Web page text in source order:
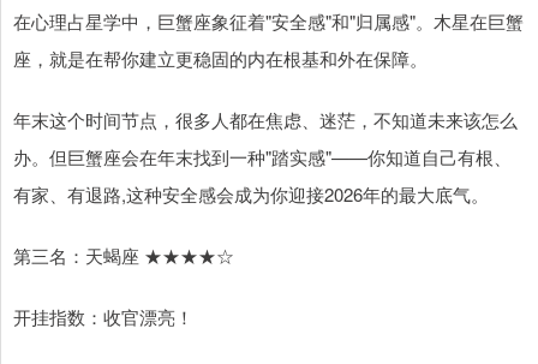
在心理占星学中，巨蟹座象征着"安全感"和"归属感"。木星在巨蟹
座，就是在帮你建立更稳固的内在根基和外在保障。
年末这个时间节点，很多人都在焦虑、迷茫，不知道未来该怎么
办。但巨蟹座会在年末找到一种"踏实感"——你知道自己有根、
有家、有退路,这种安全感会成为你迎接2026年的最大底气。
第三名：天蝎座 ★★★★☆
开挂指数：收官漂亮！